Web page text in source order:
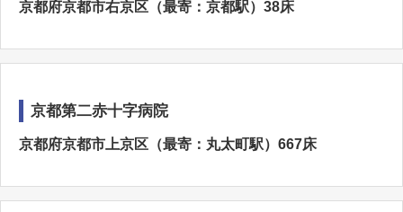
京都府京都市右京区（最寄：京都駅）38床
京都第二赤十字病院
京都府京都市上京区（最寄：丸太町駅）667床